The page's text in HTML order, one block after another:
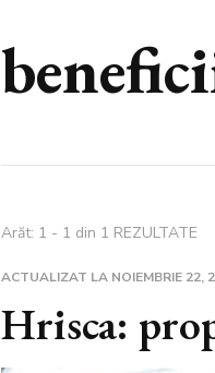
Arăt: 1 - 1 din 1 REZULTATE
ACTUALIZAT LA NOIEMBRIE 22,
Hrisca: